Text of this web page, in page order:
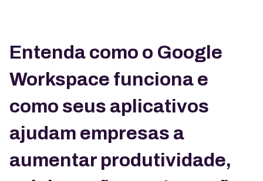
Entenda como o Google
Workspace funciona e
como seus aplicativos
ajudam empresas a
aumentar produtividade,